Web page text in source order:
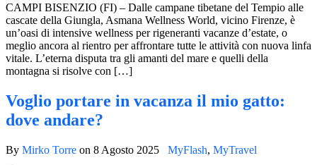
CAMPI BISENZIO (FI) – Dalle campane tibetane del Tempio alle
cascate della Giungla, Asmana Wellness World, vicino Firenze, è
un’oasi di intensive wellness per rigeneranti vacanze d’estate, o
meglio ancora al rientro per affrontare tutte le attività con nuova linfa
vitale. L’eterna disputa tra gli amanti del mare e quelli della
montagna si risolve con […]
Voglio portare in vacanza il mio gatto:
dove andare?
By Mirko Torre on 8 Agosto 2025 MyFlash, MyTravel